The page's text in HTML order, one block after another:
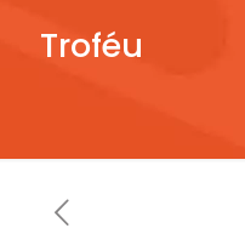
Troféu